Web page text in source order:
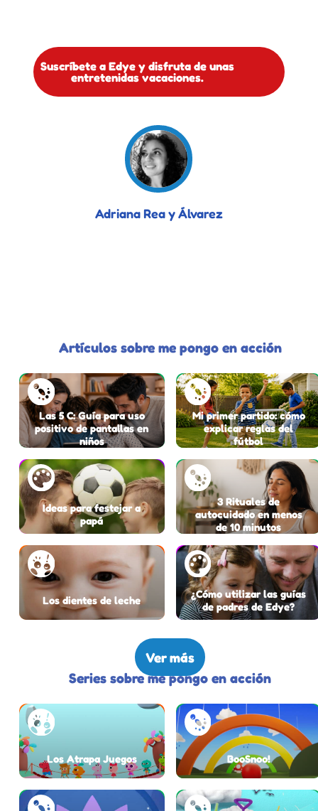
Suscríbete a Edye y disfruta de unas
entretenidas vacaciones.
Adriana Rea y Álvarez
Artículos sobre me pongo en acción
Las 5 C: Guía para uso
positivo de pantallas en
niños
Mi primer partido: cómo
explicar reglas del
fútbol
Ideas para festejar a
papá
3 Rituales de
autocuidado en menos
de 10 minutos
Los dientes de leche
¿Cómo utilizar las guías
de padres de Edye?
Ver más
Series sobre me pongo en acción
Los Atrapa Juegos BooSnoo!